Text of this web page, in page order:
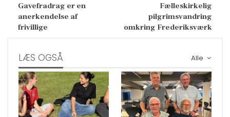
Gavefradrag er en
anerkendelse af
frivillige
Fælleskirkelig
pilgrimsvandring
omkring Frederiksværk
Alle
LÆS OGSÅ